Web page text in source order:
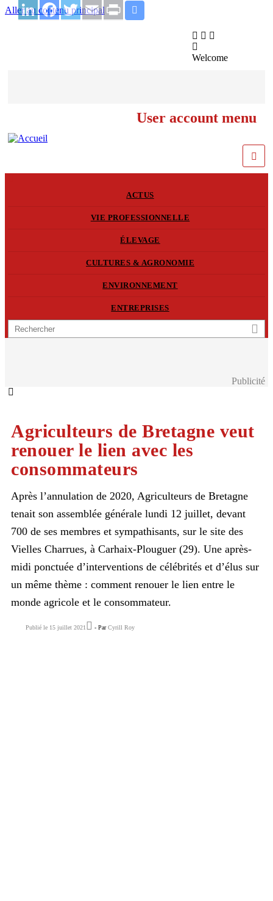
Aller au contenu principal
Welcome
User account menu
ACTUS
VIE PROFESSIONNELLE
ÉLEVAGE
CULTURES & AGRONOMIE
ENVIRONNEMENT
ENTREPRISES
Publicité
Agriculteurs de Bretagne veut
renouer le lien avec les
consommateurs
Après l’annulation de 2020, Agriculteurs de Bretagne
tenait son assemblée générale lundi 12 juillet, devant
700 de ses membres et sympathisants, sur le site des
Vielles Charrues, à Carhaix-Plouguer (29). Une après-
midi ponctuée d’interventions de célébrités et d’élus sur
un même thème : comment renouer le lien entre le
monde agricole et le consommateur.
Publié le 15 juillet 2021 - ParCyrill Roy